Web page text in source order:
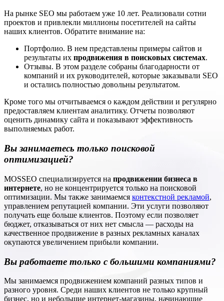
На рынке SEO мы работаем уже 10 лет. Реализовали сотни
проектов и привлекли миллионы посетителей на сайты
наших клиентов. Обратите внимание на:
Портфолио. В нем представлены примеры сайтов и
результаты их продвижения в поисковых системах.
Отзывы. В этом разделе собраны благодарности от
компаний и их руководителей, которые заказывали SEO
и остались полностью довольны результатом.
Кроме того мы отчитываемся о каждом действии и регулярно
предоставляем клиентам аналитику. Отчеты позволяют
оценить динамику сайта и показывают эффективность
выполняемых работ.
Вы занимаетесь только поисковой
оптимизацией?
MOSSEO специализируется на продвижении бизнеса в
интернете, но не концентрируется только на поисковой
оптимизации. Мы также занимаемся контекстной рекламой,
управлением репутацией компании. Эти услуги позволяют
получать еще больше клиентов. Поэтому если позволяет
бюджет, отказываться от них нет смысла — расходы на
качественное продвижение в разных рекламных каналах
окупаются увеличением прибыли компании.
Вы работаете только с большими компаниями?
Мы занимаемся продвижением компаний разных типов и
разного уровня. Среди наших клиентов не только крупный
бизнес, но и небольшие интернет-магазины, начинающие